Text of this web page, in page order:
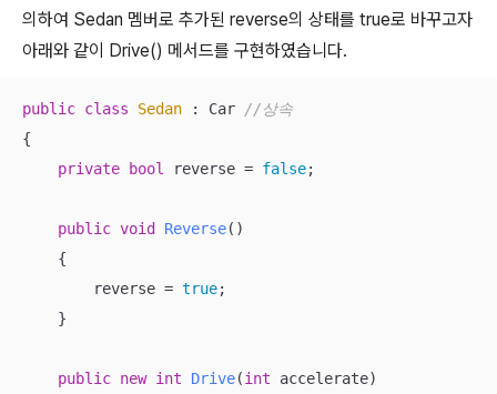
의하여 Sedan 멤버로 추가된 reverse의 상태를 true로 바꾸고자
아래와 같이 Drive() 메서드를 구현하였습니다.
public class Sedan : Car
//상속
{
private
bool reverse = false;
public void Reverse()
{
        reverse =
true;
    }
public new int Drive(int accelerate)